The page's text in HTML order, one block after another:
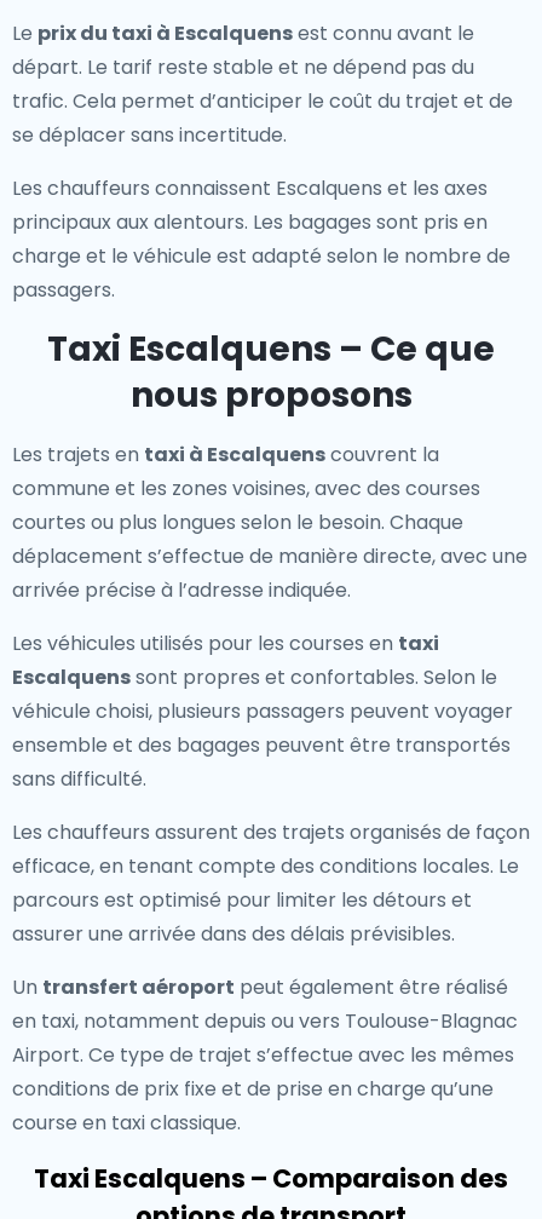
Le prix du taxi à Escalquensest connu avant le
départ. Le tarif reste stable et ne dépend pas du
trafic. Cela permet d’anticiper le coût du trajet et de
se déplacer sans incertitude.
Les chauffeurs connaissent Escalquens et les axes
principaux aux alentours. Les bagages sont pris en
charge et le véhicule est adapté selon le nombre de
passagers.
Taxi Escalquens – Ce que
nous proposons
Les trajets en taxi à Escalquenscouvrent la
commune et les zones voisines, avec des courses
courtes ou plus longues selon le besoin. Chaque
déplacement s’effectue de manière directe, avec une
arrivée précise à l’adresse indiquée.
Les véhicules utilisés pour les courses en taxi
Escalquenssont propres et confortables. Selon le
véhicule choisi, plusieurs passagers peuvent voyager
ensemble et des bagages peuvent être transportés
sans difficulté.
Les chauffeurs assurent des trajets organisés de façon
efficace, en tenant compte des conditions locales. Le
parcours est optimisé pour limiter les détours et
assurer une arrivée dans des délais prévisibles.
Un transfert aéroport peut également être réalisé
en taxi, notamment depuis ou vers Toulouse-Blagnac
Airport. Ce type de trajet s’effectue avec les mêmes
conditions de prix fixe et de prise en charge qu’une
course en taxi classique.
Taxi Escalquens – Comparaison des